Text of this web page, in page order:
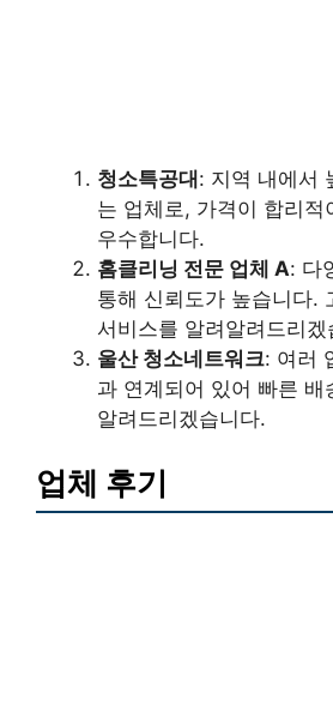
청소특공대 : 지역 내에서
는 업체로, 가격이 합리적
우수합니다.
홈클리닝 전문 업체 A: 다
통해 신뢰도가 높습니다.
서비스를 알려알려드리겠
울산 청소네트워크: 여러
과 연계되어 있어 빠른 배
알려드리겠습니다.
업체 후기